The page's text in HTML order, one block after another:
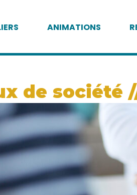
ANIMATIONS
de société